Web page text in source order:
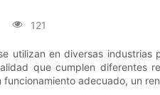
121
utilizan en diversas
que cumplen diferentes
adecuado, un